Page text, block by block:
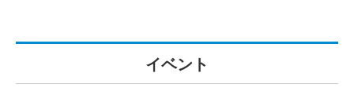
イベント